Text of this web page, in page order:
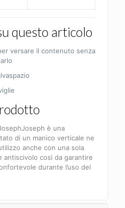
questo articolo
versare il contenuto senza
è una
di un manico verticale ne
anche con una sola
antiscivolo così da garantire
durante l’uso del